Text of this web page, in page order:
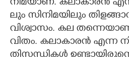
നി​മ​യാ​ണ്.​ ​ക​ലാ​കാ​ര​ൻ​ ​എ​ന്ന​
ലും​ ​സി​നി​മ​യി​ലും​
വി​ശ്വാ​സം.​ ​ക​ല​
വി​തം.​ ​ക​ലാ​കാ​ര​ൻ​ ​എ​ന്ന​